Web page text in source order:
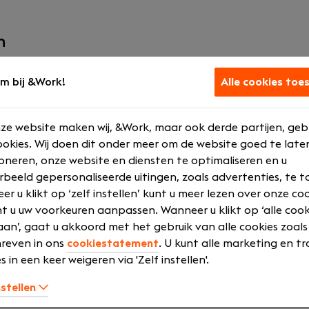
praktijk met veel vaste én nieuwe cliënten
en verantwoordelijkheid in je dossiers
om je te specialiseren en deel te nemen aan (verdere)
met de mogelijkheid tot thuiswerken in overleg
32 uur) of fulltime dienstverband (40 uur)
bij een fulltime dienstverband
onze actieve personeelsvereniging, met regelmatig
team dat samenwerkt en elkaar versterkt
tot €6.000,-
bij &Work! Alle cookies
website maken wij, &Work, maar ook derde partijen,
Wij doen dit onder meer om de website goed te
onze website en diensten te optimaliseren en u
gepersonaliseerde uitingen, zoals advertenties, te
u klikt op ‘zelf instellen’ kunt u meer lezen over onze
u uw voorkeuren aanpassen. Wanneer u klikt op ‘alle
gaat u akkoord met het gebruik van alle cookies zoals
in ons cookiestatement. U kunt alle marketing en
in een keer weigeren via 'Zelf instellen'.